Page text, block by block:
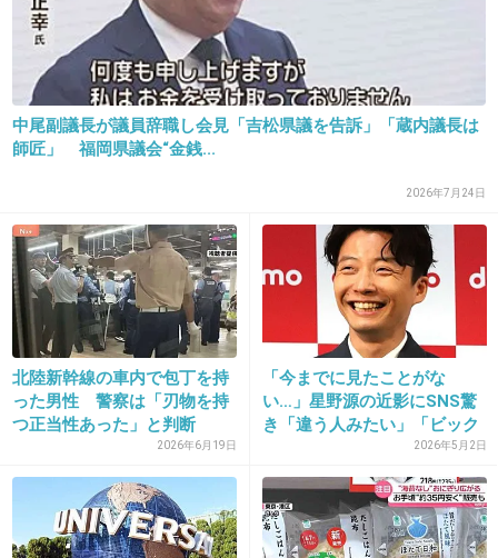
28. 匿名 2013/09/25(水) 11:38:28
ちょっと笑っているではないか
悪じゃの～(笑)
-2
29. 匿名2013/09/25(水) 11:38:29
そうなのよね〜;
私もフクロウ飼いたいけど、餌がこうだから
(;_;)
で飼えない(;_;)
+42 -1
中尾副議長が議員辞職し会見「吉松県議を告訴」「蔵内議長は
師匠」 福岡県議会“金銭...
2026年7月24日
北陸新幹線の車内で包丁を持
った男性 警察は「刃物を持
つ正当性あった」と判断
2026年6月19日
「今までに見たことがな
い…」星野源の近影にSNS驚
き「違う人みたい」「ビック
2026年5月2日